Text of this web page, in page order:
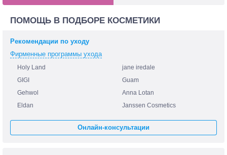
ПОМОЩЬ В ПОДБОРЕ КОСМЕТИКИ
Рекомендации по уходу
Фирменные программы ухода
Holy Land
jane iredale
GIGI
Guam
Gehwol
Anna Lotan
Eldan
Janssen Cosmetics
Онлайн-консультации